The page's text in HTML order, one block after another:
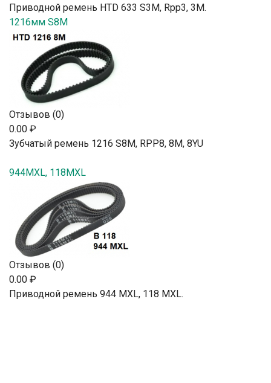
Приводной ремень HTD 633 S3M, Rpp3, 3М.
1216мм S8M
Отзывов (0)
0.00 ₽
Зубчатый ремень 1216 S8M, RPP8, 8М, 8YU
944MXL, 118MXL
Отзывов (0)
0.00 ₽
Приводной ремень 944 MXL, 118 MXL.